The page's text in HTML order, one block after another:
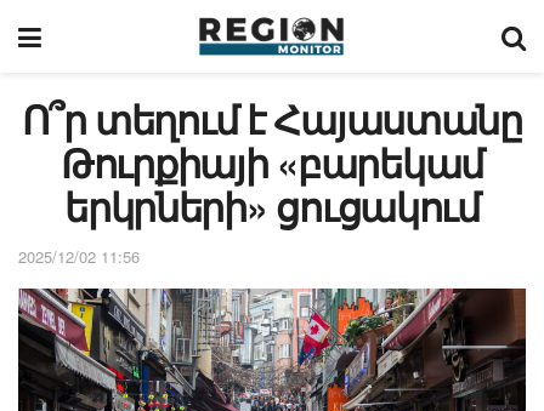
Ո՞ր տեղում է Հայաստանը
Թուրքիայի «բարեկամ
երկրների» ցուցակում
2025/12/02 11:56